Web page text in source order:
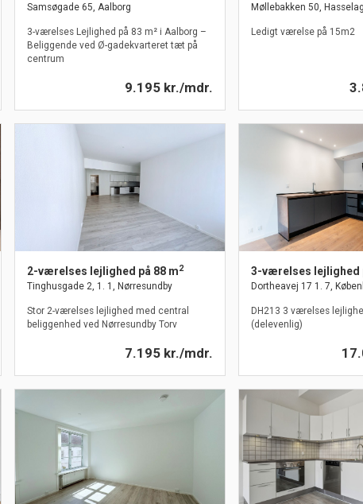
Samsøgade 65, Aalborg
3-værelses Lejlighed på 83 m² i Aalborg –
Beliggende ved Ø-gadekvarteret tæt på
centrum
9.195 kr./mdr.
Møllebakken 50,
Ledigt værelse på 15m2
2-værelses lejlighed på 88 m2
Tinghusgade 2, 1. 1, Nørresundby
Stor 2-værelses lejlighed med central
beliggenhed ved Nørresundby Torv
7.195 kr./mdr.
3-værelses lejlighed
Dortheavej 17 1. 7,
DH213 3 værelses
(delevenlig)